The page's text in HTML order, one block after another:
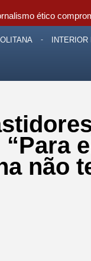
ético
INTERIOR
não